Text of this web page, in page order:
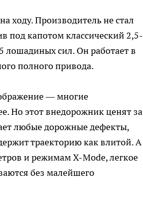
ходу. Производитель не стал
под капотом классический 2,5-
сил. Он работает в
полного привода.
— многие
Но этот внедорожник ценят за
любые дорожные дефекты,
траекторию как влитой. А
и режимам X-Mode, легкое
без малейшего